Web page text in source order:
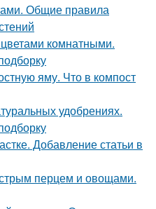
Общие правила
комнатными.
яму. Что в компост
удобрениях.
Добавление статьи в
перцем и овощами.